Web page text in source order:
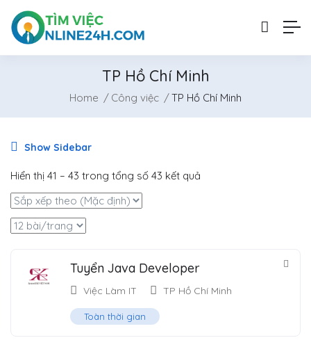
TP Hồ Chí Minh
Home Công việc TP Hồ Chí Minh
Show Sidebar
Hiển thị 41 – 43 trong tổng số 43 kết quả
Tuyển Java Developer
Việc Làm IT TP Hồ Chí Minh
Toàn thời gian